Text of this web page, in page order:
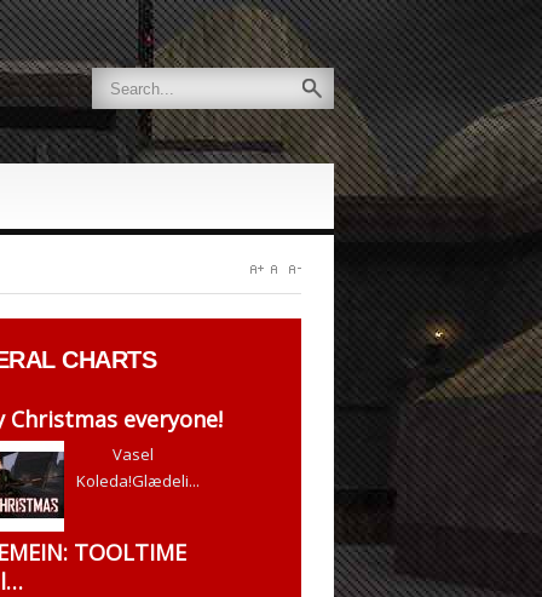
CHARTS
Christmas everyone!
Vasel
Koleda!Glædeli...
TOOLTIME